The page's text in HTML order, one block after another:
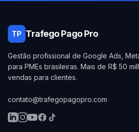
TP Trafego Pago Pro
Gestão profissional de Google Ads,
para PMEs brasileiras. Mais de R$ 50
vendas para clientes.
contato@trafegopagopro.com